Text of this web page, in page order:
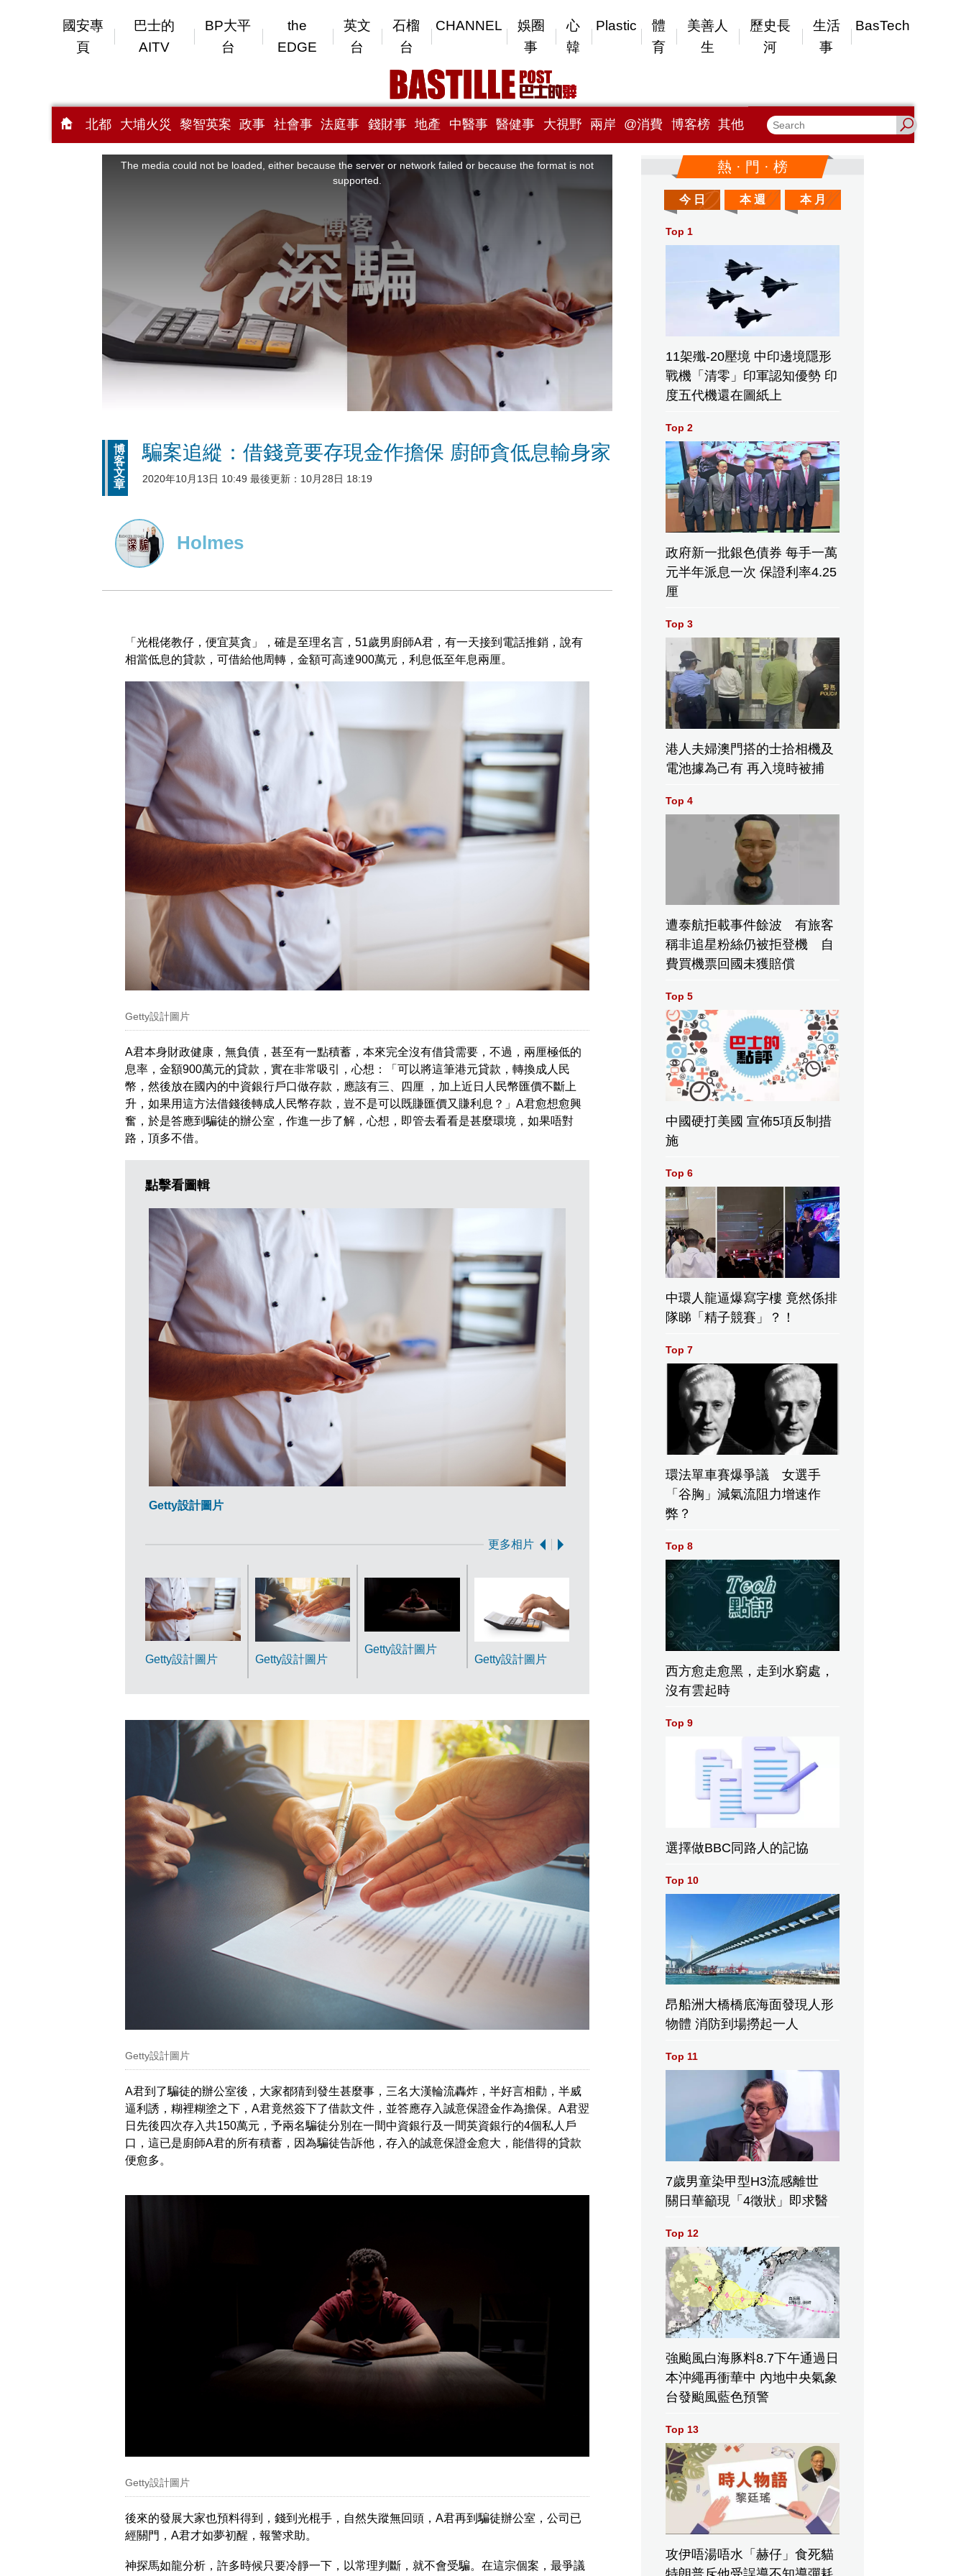
國安專
頁
巴士的
AITV
BP大平
台
the
EDGE
英文
台
石榴
台
CHANNEL
娛圈
事
心
韓
Plastic
體
育
美善人
生
歷史長
河
生活
事
BasTech
北都 大埔火災 黎智英案 政事 社會事 法庭事 錢財事 地產 中醫事 醫健事 大視野 兩岸 @消費 博客榜 其他
is
The media could not be loaded, either because the server or network failed or because the format is not
supported.
博
客
文
章
騙案追縱：借錢竟要存現金作擔保 廚師貪低息輸身家
2020年10月13日 10:49 最後更新：10月28日 18:19
Holmes
「光棍佬教仔，便宜莫貪」，確是至理名言，51歲男廚師A君，有一天接到電話推銷，說有
相當低息的貸款，可借給他周轉，金額可高達900萬元，利息低至年息兩厘。
Getty設計圖片
A君本身財政健康，無負債，甚至有一點積蓄，本來完全沒有借貸需要，不過，兩厘極低的
息率，金額900萬元的貸款，實在非常吸引，心想：「可以將這筆港元貸款，轉換成人民
幣，然後放在國內的中資銀行戶口做存款，應該有三、四厘 ，加上近日人民幣匯價不斷上
升，如果用這方法借錢後轉成人民幣存款，豈不是可以既賺匯價又賺利息？」A君愈想愈興
奮，於是答應到騙徒的辦公室，作進一步了解，心想，即管去看看是甚麼環境，如果唔對
路，頂多不借。
點擊看圖輯
Getty設計圖片
更多相片
Getty設計圖片 Getty設計圖片
Getty設計圖片
Getty設計圖片
Getty設計圖片
A君到了騙徒的辦公室後，大家都猜到發生甚麼事，三名大漢輪流轟炸，半好言相勸，半威
逼利誘，糊裡糊塗之下，A君竟然簽下了借款文件，並答應存入誠意保證金作為擔保。A君翌
日先後四次存入共150萬元，予兩名騙徒分別在一間中資銀行及一間英資銀行的4個私人戶
口，這已是廚師A君的所有積蓄，因為騙徒告訴他，存入的誠意保證金愈大，能借得的貸款
便愈多。
Getty設計圖片
後來的發展大家也預料得到，錢到光棍手，自然失蹤無回頭，A君再到騙徒辦公室，公司已
經關門，A君才如夢初醒，報警求助。
神探馬如龍分析，許多時候只要冷靜一下，以常理判斷，就不會受騙。在這宗個案，最爭議
熱 · 門 · 榜
今 日 本 週 本 月
Top 1
11架殲-20壓境 中印邊境隱形
戰機「清零」印軍認知優勢 印
度五代機還在圖紙上
Top 2
政府新一批銀色債券 每手一萬
元半年派息一次 保證利率4.25
厘
Top 3
港人夫婦澳門搭的士拾相機及
電池據為己有 再入境時被捕
Top 4
遭泰航拒載事件餘波 有旅客
稱非追星粉絲仍被拒登機 自
費買機票回國未獲賠償
Top 5
中國硬打美國 宣佈5項反制措
施
Top 6
中環人龍逼爆寫字樓 竟然係排
隊睇「精子競賽」？！
Top 7
環法單車賽爆爭議 女選手
「谷胸」減氣流阻力增速作
弊？
Top 8
西方愈走愈黑，走到水窮處，
沒有雲起時
Top 9
選擇做BBC同路人的記協
Top 10
昂船洲大橋橋底海面發現人形
物體 消防到場撈起一人
Top 11
7歲男童染甲型H3流感離世
關日華籲現「4徵狀」即求醫
Top 12
強颱風白海豚料8.7下午通過日
本沖繩再衝華中 內地中央氣象
台發颱風藍色預警
Top 13
攻伊唔湯唔水「赫仔」食死貓